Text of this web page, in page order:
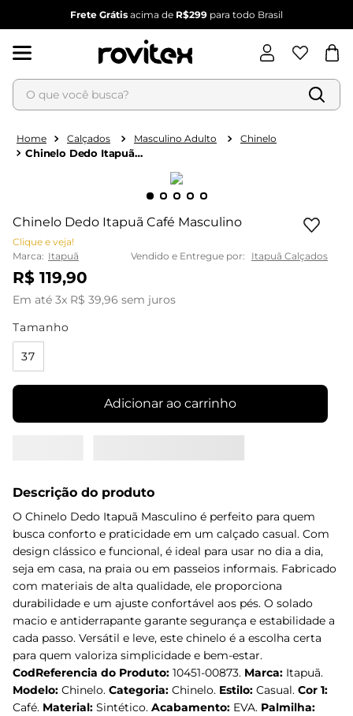
Frete Grátis acima de R$299 para todo Brasil
O que você busca?
Calçados Masculino Adulto Chinelo
Chinelo Dedo Itapuã
Chinelo Dedo Itapuã Café Masculino
Clique e veja!
Marca: Itapuã Vendido e Entregue por: Itapuã Calçados
R$ 119,90
Em até 3x R$ 39,96 sem juros
Tamanho
37
Adicionar ao carrinho
Descrição do produto
O Chinelo Dedo Itapuã Masculino é perfeito para quem
busca conforto e praticidade em um calçado casual. Com
design clássico e funcional, é ideal para usar no dia a dia,
seja em casa, na praia ou em passeios informais. Fabricado
com materiais de alta qualidade, ele proporciona
durabilidade e um ajuste confortável aos pés. O solado
macio e antiderrapante garante segurança e estabilidade a
cada passo. Versátil e leve, este chinelo é a escolha certa
para quem valoriza simplicidade e bem-estar.
CodReferencia do Produto: 10451-00873. Marca: Itapuã.
Modelo: Chinelo. Categoria: Chinelo. Estilo: Casual. Cor 1:
Café. Material: Sintético. Acabamento: EVA. Palmilha:
Termos mais buscados
º
blusa feminina
6º conjunto feminino